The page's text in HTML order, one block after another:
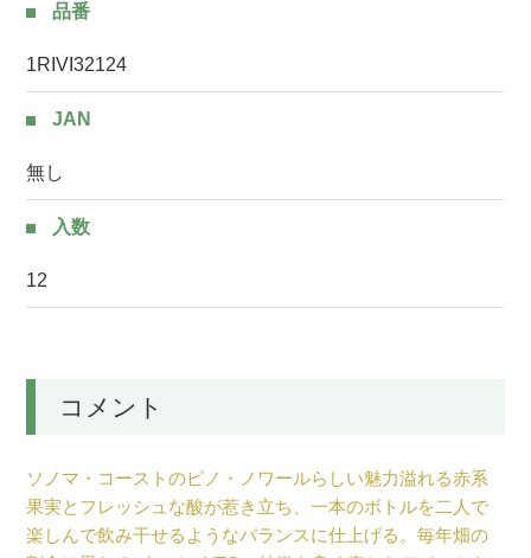
品番
1RIVI32124
JAN
無し
入数
12
コメント
ソノマ・コーストのピノ・ノワールらしい魅力溢れる赤系
果実とフレッシュな酸が惹き立ち、一本のボトルを二人で
楽しんで飲み干せるようなバランスに仕上げる。毎年畑の